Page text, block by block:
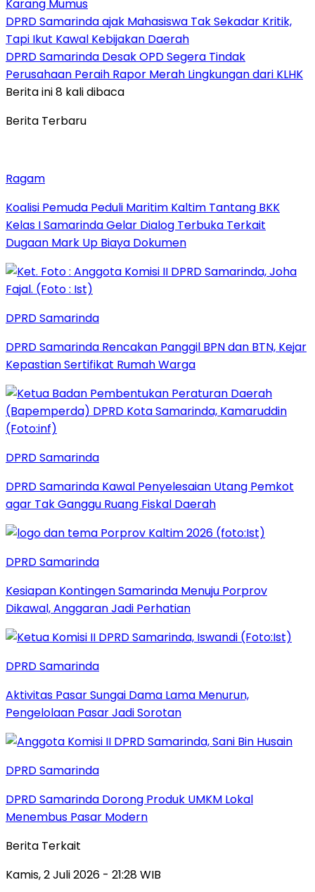
Karang Mumus
DPRD Samarinda ajak Mahasiswa Tak Sekadar Kritik,
Tapi Ikut Kawal Kebijakan Daerah
DPRD Samarinda Desak OPD Segera Tindak
Perusahaan Peraih Rapor Merah Lingkungan dari KLHK
Berita ini 8 kali dibaca
Berita Terbaru
Ragam
Koalisi Pemuda Peduli Maritim Kaltim Tantang BKK
Kelas I Samarinda Gelar Dialog Terbuka Terkait
Dugaan Mark Up Biaya Dokumen
DPRD Samarinda
DPRD Samarinda Rencakan Panggil BPN dan BTN, Kejar
Kepastian Sertifikat Rumah Warga
DPRD Samarinda
DPRD Samarinda Kawal Penyelesaian Utang Pemkot
agar Tak Ganggu Ruang Fiskal Daerah
DPRD Samarinda
Kesiapan Kontingen Samarinda Menuju Porprov
Dikawal, Anggaran Jadi Perhatian
DPRD Samarinda
Aktivitas Pasar Sungai Dama Lama Menurun,
Pengelolaan Pasar Jadi Sorotan
DPRD Samarinda
DPRD Samarinda Dorong Produk UMKM Lokal
Menembus Pasar Modern
Berita Terkait
Kamis, 2 Juli 2026 - 21:28 WIB